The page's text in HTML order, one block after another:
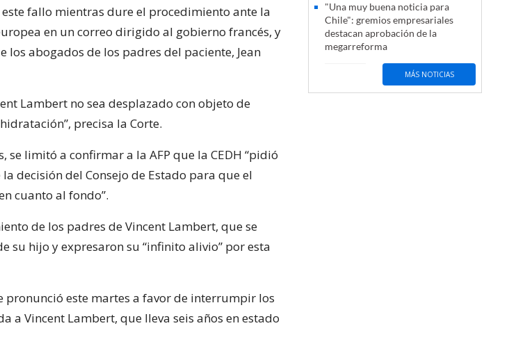
fallo mientras dure el procedimiento ante la
en un correo dirigido al gobierno francés, y
los abogados de los padres del paciente, Jean
Lambert no sea desplazado con objeto de
precisa la Corte.
se limitó a confirmar a la AFP que la CEDH “pidió
decisión del Consejo de Estado para que el
cuanto al fondo”.
de los padres de Vincent Lambert, que se
su hijo y expresaron su “infinito alivio” por esta
pronunció este martes a favor de interrumpir los
a Vincent Lambert, que lleva seis años en estado
"Una muy buena noticia para
Chile": gremios empresariales
destacan aprobación de la
megarreforma
MÁS NOTICIAS